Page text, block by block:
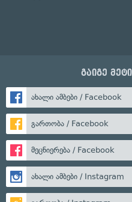
გაიგე
ახალი ამბები / Facebook
გართობა / Facebook
მეცნიერება / Facebook
ახალი ამბები / Instagram